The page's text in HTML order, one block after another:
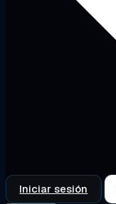
Iniciar sesión